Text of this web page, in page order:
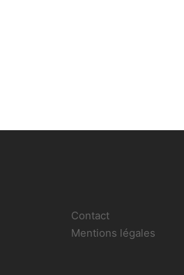
Contact
Mentions légales